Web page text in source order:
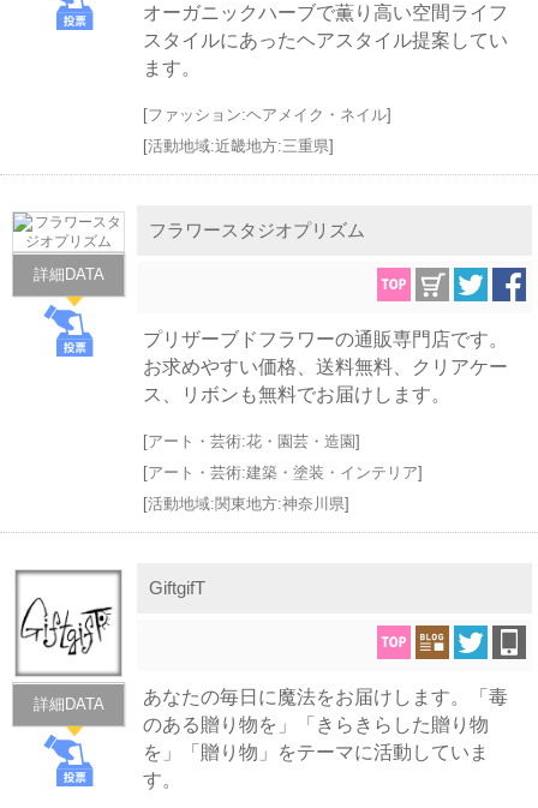
オーガニックハーブで薫り高い空間ライフ
スタイルにあったヘアスタイル提案してい
ます。
[ファッション:ヘアメイク・ネイル]
[活動地域:近畿地方:三重県]
詳細DATA
フラワースタジオプリズム
プリザーブドフラワーの通販専門店です。
お求めやすい価格、送料無料、クリアケー
ス、リボンも無料でお届けします。
[アート・芸術:花・園芸・造園]
[アート・芸術:建築・塗装・インテリア]
[活動地域:関東地方:神奈川県]
詳細DATA
GiftgifT
あなたの毎日に魔法をお届けします。「毒
のある贈り物を」「きらきらした贈り物
を」「贈り物」をテーマに活動していま
す。